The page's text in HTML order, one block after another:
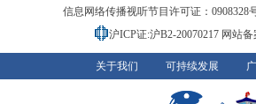
信息网络传播视听节目许可证：0908328
沪ICP证:沪B2-20070217 网站备
关于我们 可持续发展